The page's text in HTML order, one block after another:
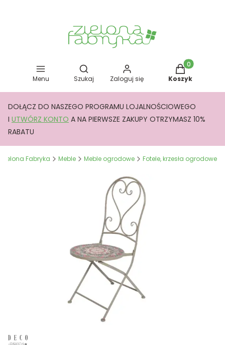
Menu
Otwórz wyszukiwarkę
Szukaj Zaloguj się
Produkty w
Koszyk
DOŁĄCZ DO NASZEGO PROGRAMU LOJALNOŚCIOWEGO
I UTWÓRZ KONTO A NA PIERWSZE ZAKUPY OTRZYMASZ 10%
RABATU
Zielona Fabryka Meble Meble ogrodowe Fotele, krzesła ogrodowe